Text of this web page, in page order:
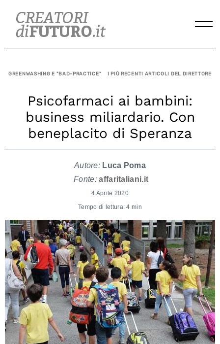
content
GREENWASHING E "BAD-PRACTICE" I PIÙ RECENTI ARTICOLI DEL DIRETTORE
Psicofarmaci ai bambini:
business miliardario. Con
beneplacito di Speranza
Autore: Luca Poma
Fonte: affaritaliani.it
4 Aprile 2020
Tempo di lettura: 4 min